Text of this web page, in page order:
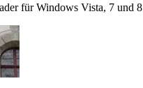
für Windows Vista, 7 und 8